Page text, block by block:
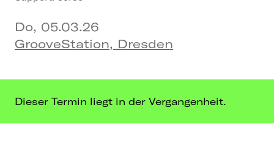
Do, 05.03.26
GrooveStation, Dresden
Dieser Termin liegt in der Vergangenheit.